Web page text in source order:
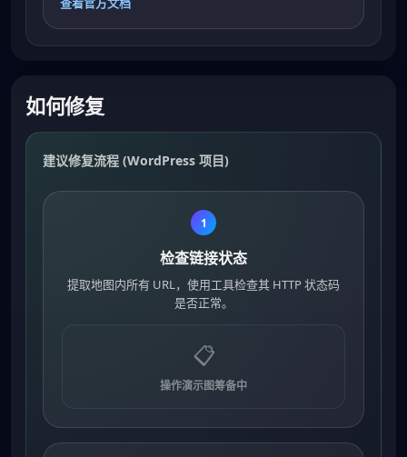
如何修复
建议修复流程 (WordPress 项目)
1
检查链接状态
提取地图内所有 URL，使用工具检查其 HTTP 状态码
是否正常。
📋
操作演示图筹备中